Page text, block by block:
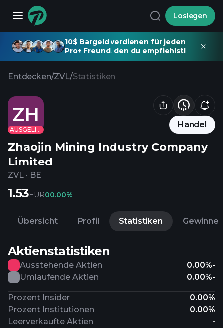
Loslegen
10$ Bargeld verdienen für jeden
Pro+ Freund, den du empfiehlst!
Entdecken/ZVL/Statistiken
ZH
AUSGELISTET
Handel
Zhaojin Mining Industry Company
Limited
ZVL · BE
1.53EUR00.00%
Übersicht Profil Statistiken Gewinne
Aktienstatistiken
Ausstehende Aktien 0.00%-
Umlaufende Aktien
0.00%-
Prozent Insider
0.00%
Prozent Institutionen
0.00%
Leerverkaufte Aktien
-